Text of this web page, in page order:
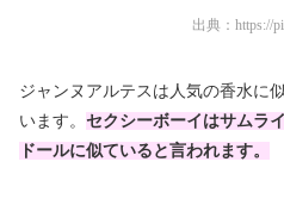
出典： https://
ジャンヌアルテスは人気の香水に
います。 セクシーボーイはサムラ
ドールに似ていると言われます。